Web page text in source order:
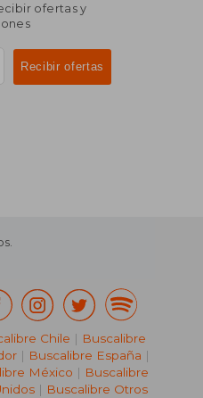
ofertas y
Chile | Buscalibre
| Buscalibre España |
México | Buscalibre
| Buscalibre Otros